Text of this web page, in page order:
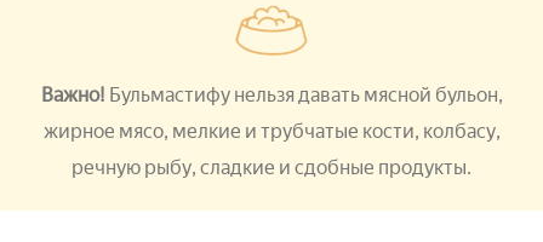
Важно! Бульмастифу нельзя давать мясной бульон,
жирное мясо, мелкие и трубчатые кости, колбасу,
речную рыбу, сладкие и сдобные продукты.